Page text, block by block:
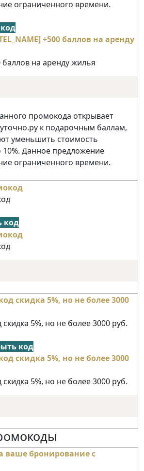
ограниченного времени.
баллов на аренду жилья
промокода открывает
к подарочным баллам,
уменьшить стоимость
Данное предложение
ограниченного времени.
код
5%, но не более 3000 руб.
код
5%, но не более 3000 руб.